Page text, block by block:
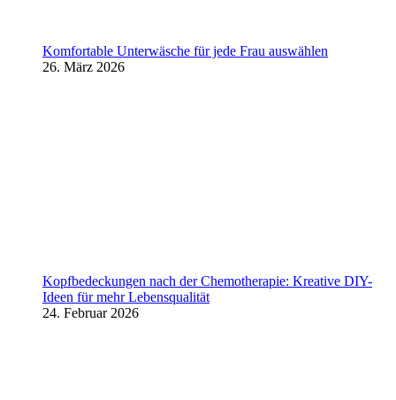
Komfortable Unterwäsche für jede Frau auswählen
26. März 2026
Kopfbedeckungen nach der Chemotherapie: Kreative DIY-
Ideen für mehr Lebensqualität
24. Februar 2026